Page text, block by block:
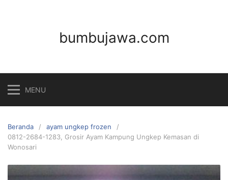
bumbujawa.com
MENU
Beranda
ayam ungkep frozen
0812-2684-1283, Grosir Ayam Kampung Ungkep Kemasan di
Wonosari